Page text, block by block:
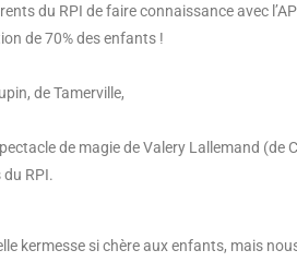
du RPI de faire connaissance avec
de 70% des enfants !
de Tamerville,
de magie de Valery Lallemand (de
RPI.
kermesse si chère aux enfants, mais